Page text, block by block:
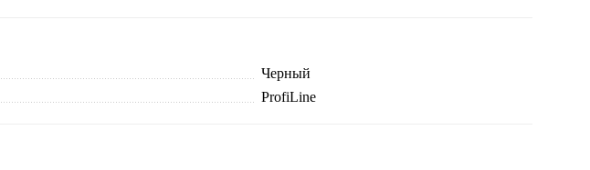
Черный
ProfiLine